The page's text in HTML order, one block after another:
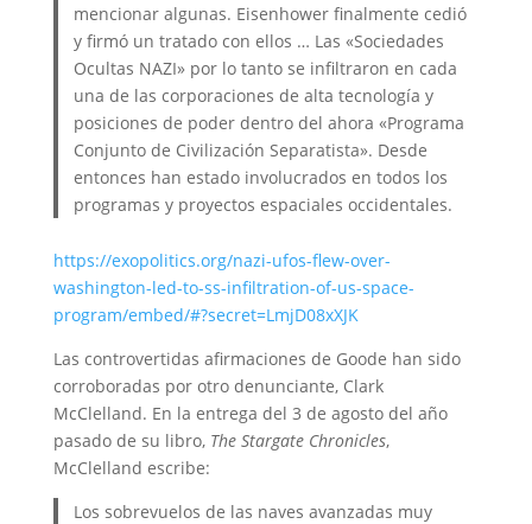
mencionar algunas. Eisenhower finalmente cedió
y firmó un tratado con ellos … Las «Sociedades
Ocultas NAZI» por lo tanto se infiltraron en cada
una de las corporaciones de alta tecnología y
posiciones de poder dentro del ahora «Programa
Conjunto de Civilización Separatista». Desde
entonces han estado involucrados en todos los
programas y proyectos espaciales occidentales.
https://exopolitics.org/nazi-ufos-flew-over-
washington-led-to-ss-infiltration-of-us-space-
program/embed/#?secret=LmjD08xXJK
Las controvertidas afirmaciones de Goode han sido
corroboradas por otro denunciante, Clark
McClelland. En la entrega del 3 de agosto del año
pasado de su libro, The Stargate Chronicles,
McClelland escribe:
Los sobrevuelos de las naves avanzadas muy